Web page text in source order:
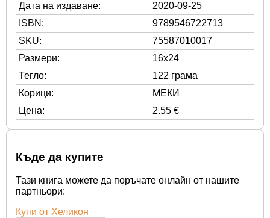
Дата на издаване:
2020-09-25
ISBN:
9789546722713
SKU:
75587010017
Размери:
16x24
Тегло:
122 грама
Корици:
МЕКИ
Цена:
2.55 €
Къде да купите
Тази книга можете да поръчате онлайн от нашите
партньори:
Купи от Хеликон